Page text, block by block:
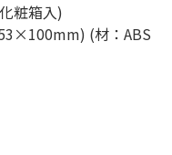
粧箱入)
(材：ABS